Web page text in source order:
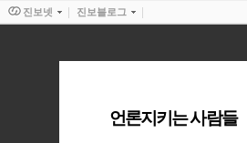
언론지키는 사람들
진보넷 진보블로그